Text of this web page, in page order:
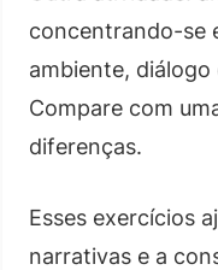
concentrando-se
ambiente,
Compare com
diferenças.
Esses exercícios
narrativas e a